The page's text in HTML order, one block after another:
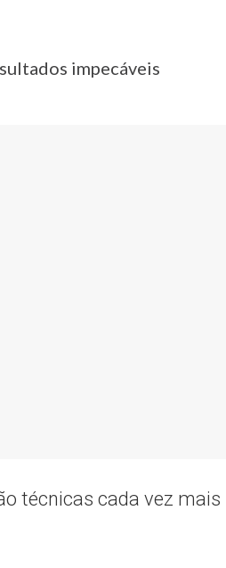
impecáveis
técnicas cada vez